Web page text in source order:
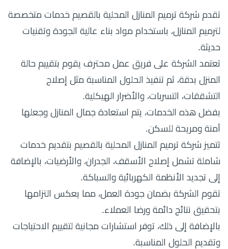
تقدم شركة ترميم المنازل المحلية بالقصيم خدمات متخصصة
لترميم المنازل، باستخدام مواد بناء عالية الجودة وتقنيات
حديثة.
تعتمد الشركة على فريق عمل محترف يقوم بتقييم حالة
المنزل بدقة، ثم تنفيذ الحلول المناسبة مثل إصلاح
التشققات، التسربات، والأضرار الهيكلية.
بفضل هذه الخدمات، يتم استعادة جمال المنازل وجعلها
آمنة ومريحة للسكن.
تتميز شركة ترميم المنازل المحلية بالقصيم بتقديم خدمات
شاملة تشمل إصلاح الأسقف، الجدران، والأرضيات، بالإضافة
إلى تجديد الأنظمة الكهربائية والسباكة.
تقوم الشركة بضمان جودة العمل، مما يعكس التزامها
بتحقيق نتائج دائمة ورضا العملاء.
بالإضافة إلى ذلك، توفر استشارات مجانية لتقييم الاحتياجات
وتقديم الحلول المناسبة.